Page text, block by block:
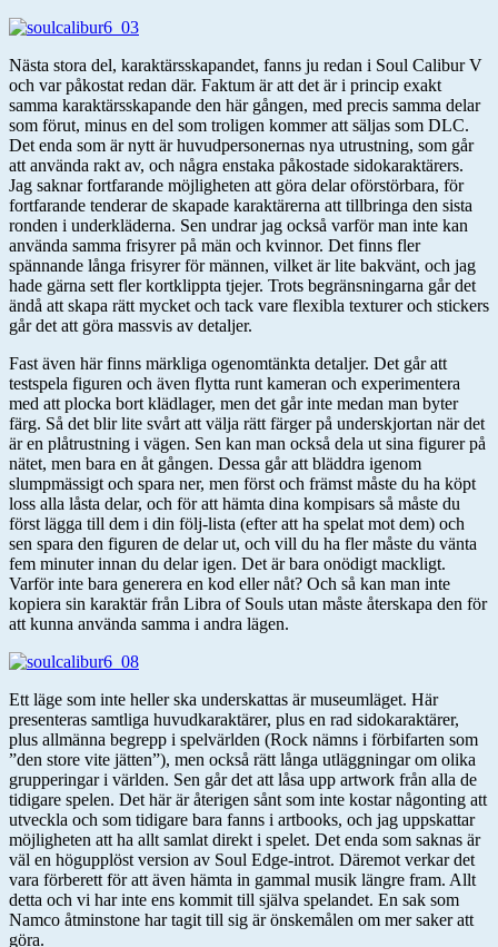
Nästa stora del, karaktärsskapandet, fanns ju redan i Soul Calibur V
och var påkostat redan där. Faktum är att det är i princip exakt
samma karaktärsskapande den här gången, med precis samma delar
som förut, minus en del som troligen kommer att säljas som DLC.
Det enda som är nytt är huvudpersonernas nya utrustning, som går
att använda rakt av, och några enstaka påkostade sidokaraktärers.
Jag saknar fortfarande möjligheten att göra delar oförstörbara, för
fortfarande tenderar de skapade karaktärerna att tillbringa den sista
ronden i underkläderna. Sen undrar jag också varför man inte kan
använda samma frisyrer på män och kvinnor. Det finns fler
spännande långa frisyrer för männen, vilket är lite bakvänt, och jag
hade gärna sett fler kortklippta tjejer. Trots begränsningarna går det
ändå att skapa rätt mycket och tack vare flexibla texturer och stickers
går det att göra massvis av detaljer.
Fast även här finns märkliga ogenomtänkta detaljer. Det går att
testspela figuren och även flytta runt kameran och experimentera
med att plocka bort klädlager, men det går inte medan man byter
färg. Så det blir lite svårt att välja rätt färger på underskjortan när det
är en plåtrustning i vägen. Sen kan man också dela ut sina figurer på
nätet, men bara en åt gången. Dessa går att bläddra igenom
slumpmässigt och spara ner, men först och främst måste du ha köpt
loss alla låsta delar, och för att hämta dina kompisars så måste du
först lägga till dem i din följ-lista (efter att ha spelat mot dem) och
sen spara den figuren de delar ut, och vill du ha fler måste du vänta
fem minuter innan du delar igen. Det är bara onödigt mackligt.
Varför inte bara generera en kod eller nåt? Och så kan man inte
kopiera sin karaktär från Libra of Souls utan måste återskapa den för
att kunna använda samma i andra lägen.
Ett läge som inte heller ska underskattas är museumläget. Här
presenteras samtliga huvudkaraktärer, plus en rad sidokaraktärer,
plus allmänna begrepp i spelvärlden (Rock nämns i förbifarten som
”den store vite jätten”), men också rätt långa utläggningar om olika
grupperingar i världen. Sen går det att låsa upp artwork från alla de
tidigare spelen. Det här är återigen sånt som inte kostar någonting att
utveckla och som tidigare bara fanns i artbooks, och jag uppskattar
möjligheten att ha allt samlat direkt i spelet. Det enda som saknas är
väl en högupplöst version av Soul Edge-introt. Däremot verkar det
vara förberett för att även hämta in gammal musik längre fram. Allt
detta och vi har inte ens kommit till själva spelandet. En sak som
Namco åtminstone har tagit till sig är önskemålen om mer saker att
göra.